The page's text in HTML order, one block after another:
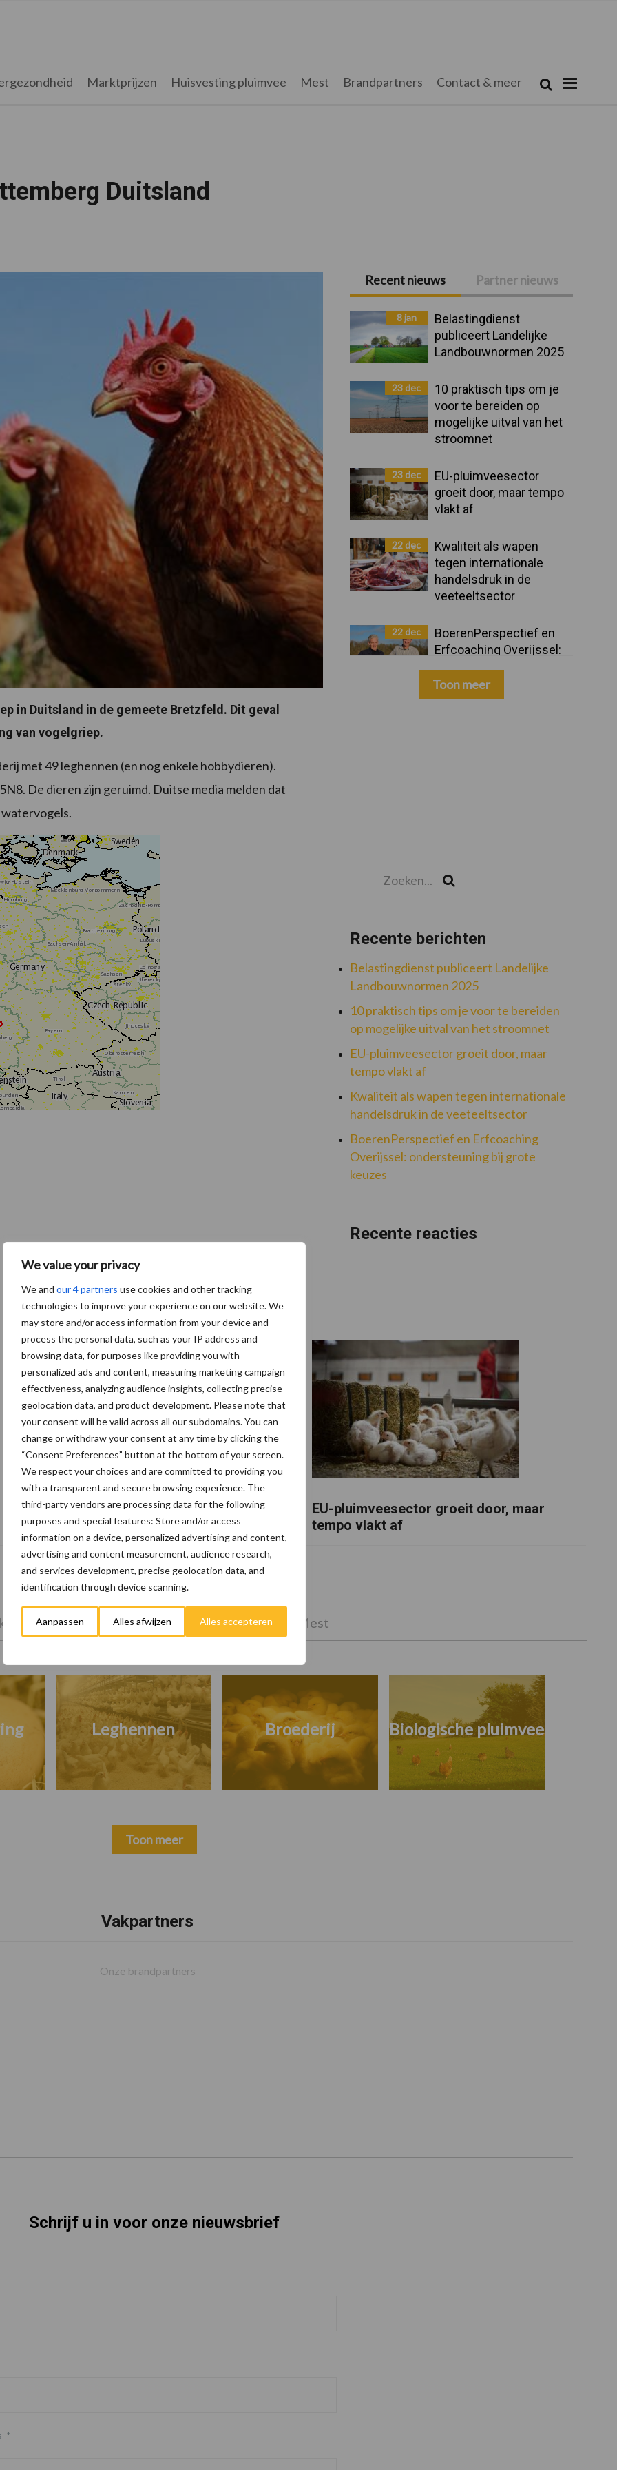
We value your privacy
We and our 4 partners use cookies and other tracking
technologies to improve your experience on our website. We
may store and/or access information from your device and
process the personal data, such as your IP address and
browsing data, for purposes like providing you with
personalized ads and content, measuring marketing campaign
effectiveness, analyzing audience insights, collecting precise
geolocation data, and product development. Please note that
your consent will be valid across all our subdomains. You can
change or withdraw your consent at any time by clicking the
“Consent Preferences” button at the bottom of your screen.
We respect your choices and are committed to providing you
with a transparent and secure browsing experience. The
third-party vendors are processing data for the following
purposes and special features: Store and/or access
information on a device, personalized advertising and content,
advertising and content measurement, audience research,
and services development, precise geolocation data, and
identification through device scanning.
Aanpassen Alles afwijzen Alles accepteren
Marktprijzen Huisvesting pluimvee Mest Brandpartners Contact & meer Zoek
Duitsland
in Duitsland in de gemeete Bretzfeld. Dit geval
van vogelgriep.
met 49 leghennen (en nog enkele hobbydieren).
De dieren zijn geruimd. Duitse media melden dat
Primaire
Sidebar
Recent nieuws Partner nieuws
8 jan
Belastingdienst
publiceert Landelijke
Landbouwnormen 2025
23 dec
10 praktisch tips om je
voor te bereiden op
mogelijke uitval van het
stroomnet
23 dec
EU-pluimveesector
groeit door, maar tempo
vlakt af
22 dec
Kwaliteit als wapen
tegen internationale
handelsdruk in de
veeteeltsector
22 dec
BoerenPerspectief en
Erfcoaching Overijssel:
ondersteuning bij grote
keuzes
Toon meer
Recente berichten
Belastingdienst publiceert Landelijke
Landbouwnormen 2025
10 praktisch tips om je voor te bereiden
op mogelijke uitval van het stroomnet
EU-pluimveesector groeit door, maar
tempo vlakt af
Kwaliteit als wapen tegen internationale
handelsdruk in de veeteeltsector
BoerenPerspectief en Erfcoaching
Overijssel: ondersteuning bij grote
keuzes
Recente reacties
10 praktisch tips om je voor te bereiden
op mogelijke uitval van het stroomnet
EU-pluimveesector groeit door, maar
tempo vlakt af
Kies uw pluimveetak Huisvesting Mest
Leghennen Broederij Biologische pluimvee
Toon meer
Vakpartners
Onze brandpartners
Schrijf u in voor onze nieuwsbrief
*